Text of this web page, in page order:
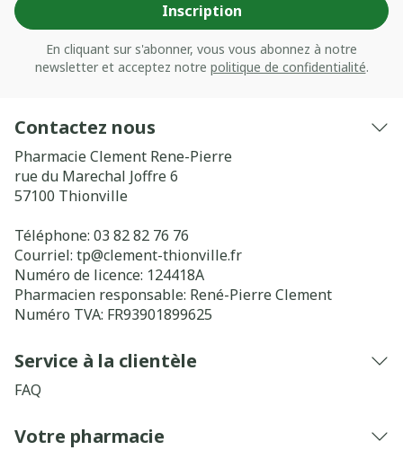
Inscription
En cliquant sur s'abonner, vous vous abonnez à notre
newsletter et acceptez notre politique de confidentialité.
Contactez nous
Pharmacie Clement Rene-Pierre
rue du Marechal Joffre 6
57100 Thionville
Téléphone: 03 82 82 76 76
Courriel: tp@clement-thionville.fr
Numéro de licence: 124418A
Pharmacien responsable: René-Pierre Clement
Numéro TVA: FR93901899625
Service à la clientèle
FAQ
Votre pharmacie